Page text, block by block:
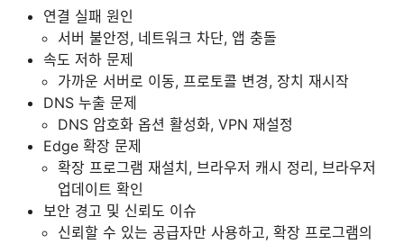
연결 실패 원인
서버 불안정, 네트워크 차단, 앱 충돌
속도 저하 문제
가까운 서버로 이동, 프로토콜 변경, 장치 재시작
DNS 누출 문제
DNS 암호화 옵션 활성화, VPN 재설정
Edge 확장 문제
확장 프로그램 재설치, 브라우저 캐시 정리, 브라우저
업데이트 확인
보안 경고 및 신뢰도 이슈
신뢰할 수 있는 공급자만 사용하고, 확장 프로그램의